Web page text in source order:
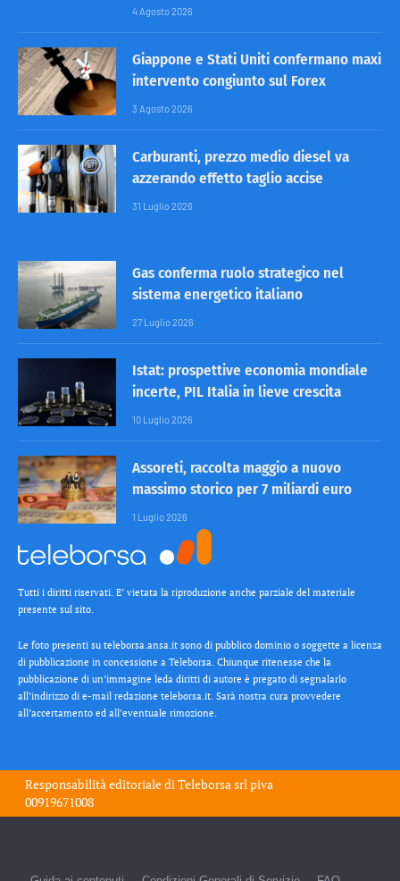
4 Agosto 2026
Giappone e Stati Uniti confermano maxi
intervento congiunto sul Forex
3 Agosto 2026
Carburanti, prezzo medio diesel va
azzerando effetto taglio accise
31 Luglio 2026
Gas conferma ruolo strategico nel
sistema energetico italiano
27 Luglio 2026
Istat: prospettive economia mondiale
incerte, PIL Italia in lieve crescita
10 Luglio 2026
Assoreti, raccolta maggio a nuovo
massimo storico per 7 miliardi euro
1 Luglio 2026
Tutti i diritti riservati. E’ vietata la riproduzione anche parziale del materiale
presente sul sito.
Le foto presenti su teleborsa.ansa.it sono di pubblico dominio o soggette a licenza
di pubblicazione in concessione a Teleborsa. Chiunque ritenesse che la
pubblicazione di un’immagine leda diritti di autore è pregato di segnalarlo
all’indirizzo di e-mail redazione teleborsa.it. Sarà nostra cura provvedere
all’accertamento ed all’eventuale rimozione.
Responsabilità editoriale diTeleborsa srl piva
00919671008